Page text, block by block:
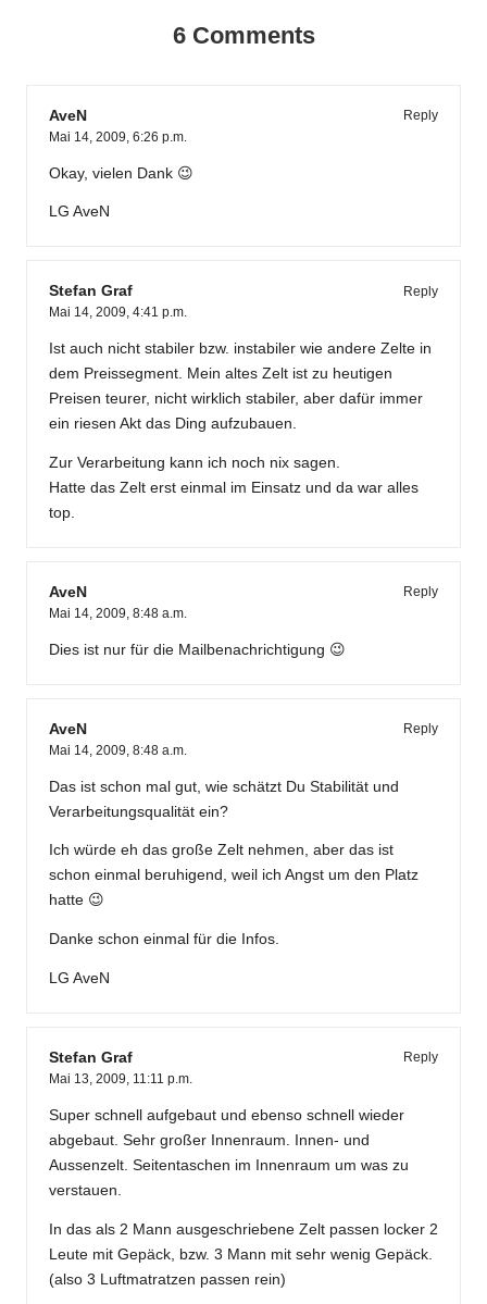
6 Comments
AveN
Reply
Mai 14, 2009, 6:26 p.m.
Okay, vielen Dank 😉
LG AveN
Stefan Graf
Reply
Mai 14, 2009, 4:41 p.m.
Ist auch nicht stabiler bzw. instabiler wie andere Zelte in
dem Preissegment. Mein altes Zelt ist zu heutigen
Preisen teurer, nicht wirklich stabiler, aber dafür immer
ein riesen Akt das Ding aufzubauen.
Zur Verarbeitung kann ich noch nix sagen.
Hatte das Zelt erst einmal im Einsatz und da war alles
top.
AveN
Reply
Mai 14, 2009, 8:48 a.m.
Dies ist nur für die Mailbenachrichtigung 😉
AveN
Reply
Mai 14, 2009, 8:48 a.m.
Das ist schon mal gut, wie schätzt Du Stabilität und
Verarbeitungsqualität ein?
Ich würde eh das große Zelt nehmen, aber das ist
schon einmal beruhigend, weil ich Angst um den Platz
hatte 😉
Danke schon einmal für die Infos.
LG AveN
Stefan Graf
Reply
Mai 13, 2009, 11:11 p.m.
Super schnell aufgebaut und ebenso schnell wieder
abgebaut. Sehr großer Innenraum. Innen- und
Aussenzelt. Seitentaschen im Innenraum um was zu
verstauen.
In das als 2 Mann ausgeschriebene Zelt passen locker 2
Leute mit Gepäck, bzw. 3 Mann mit sehr wenig Gepäck.
(also 3 Luftmatratzen passen rein)